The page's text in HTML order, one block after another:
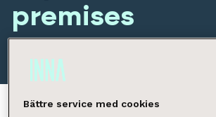
premises
Bättre service med cookies